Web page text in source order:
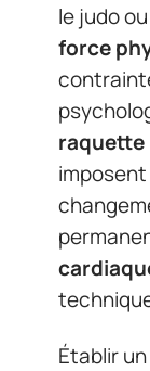
le judo
force
raquette
Établir